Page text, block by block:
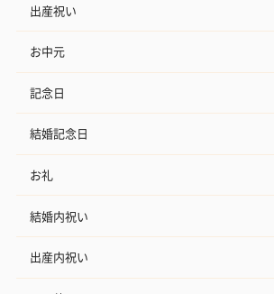
出産祝い
お中元
記念日
結婚記念日
お礼
結婚内祝い
出産内祝い